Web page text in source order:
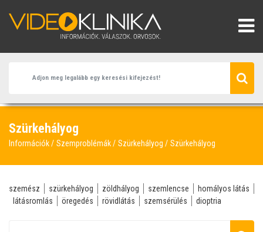
Szürkehályog
Információk Szemproblémák Szürkehályog Szürkehályog
szemész szürkehályog zöldhályog szemlencse
homályos látás
látásromlás
öregedés rövidlátás szemsérülés dioptria